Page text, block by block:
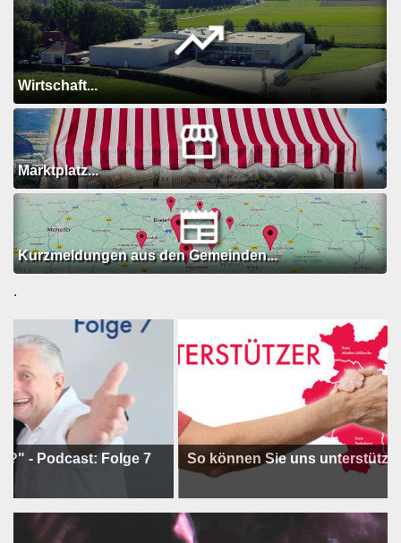
Wirtschaft...
Marktplatz...
Kurzmeldungen aus den Gemeinden...
.
Folge 7 So können Sie uns unterstützen !